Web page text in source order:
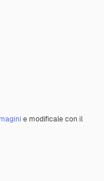
e modificale con il